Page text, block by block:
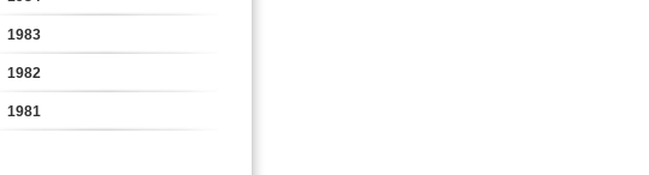
1983
1982
1981